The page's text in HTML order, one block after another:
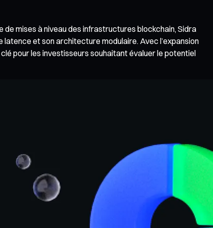
mises à niveau des infrastructures blockchain, Sidra
latence et son architecture modulaire. Avec l’expansion
pour les investisseurs souhaitant évaluer le potentiel